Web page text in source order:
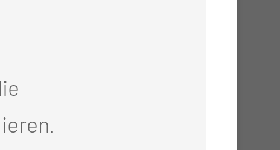
klinische